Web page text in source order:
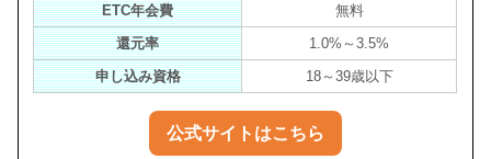
ETC年会費
無料
還元率
1.0%～3.5%
申し込み資格
18～39歳以下
公式サイトはこちら